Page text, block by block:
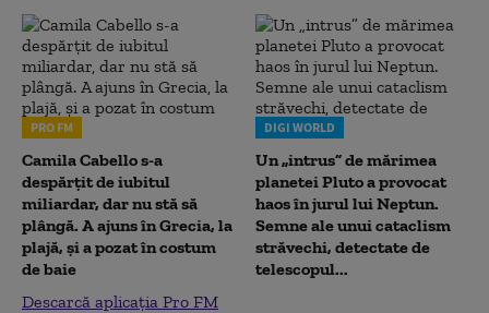
PRO FM
Camila Cabello s-a
despărțit de iubitul
miliardar, dar nu stă să
plângă. A ajuns în Grecia, la
plajă, și a pozat în costum
de baie
Descarcă aplicația Pro FM
DIGI WORLD
Un „intrus” de mărimea
planetei Pluto a provocat
haos în jurul lui Neptun.
Semne ale unui cataclism
străvechi, detectate de
telescopul...